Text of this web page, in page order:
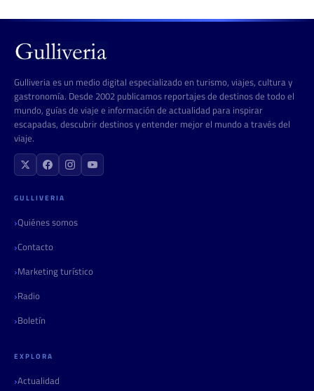
Gulliveria es un medio digital especializado en turismo, viajes, cultura y
gastronomía. Desde 2002 publicamos reportajes de destinos de todo el
mundo, guías de viaje e información de actualidad para inspirar
escapadas, descubrir destinos y entender mejor el mundo a través del
viaje.
GULLIVERIA
Quiénes somos
Contacto
Marketing turístico
Radio
Boletín
EXPLORA
Actualidad